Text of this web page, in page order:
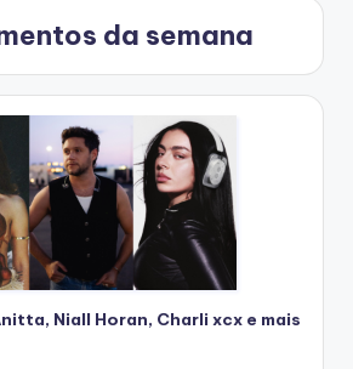
da semana
Niall Horan, Charli xcx e mais